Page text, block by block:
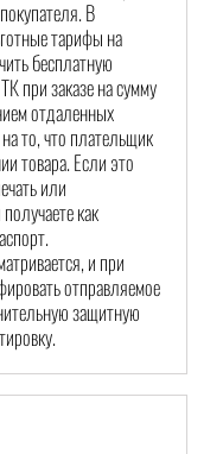
В
тарифы на
бесплатную
при заказе на сумму
отдаленных
то, что плательщик
товара. Если это
или
как
и при
отправляемое
защитную